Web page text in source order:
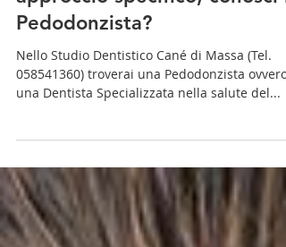
speciale e richiede un
Pedodonzista?
Nello Studio Dentistico Cané di Massa (Tel.
una Dentista Specializzata nella salute del...